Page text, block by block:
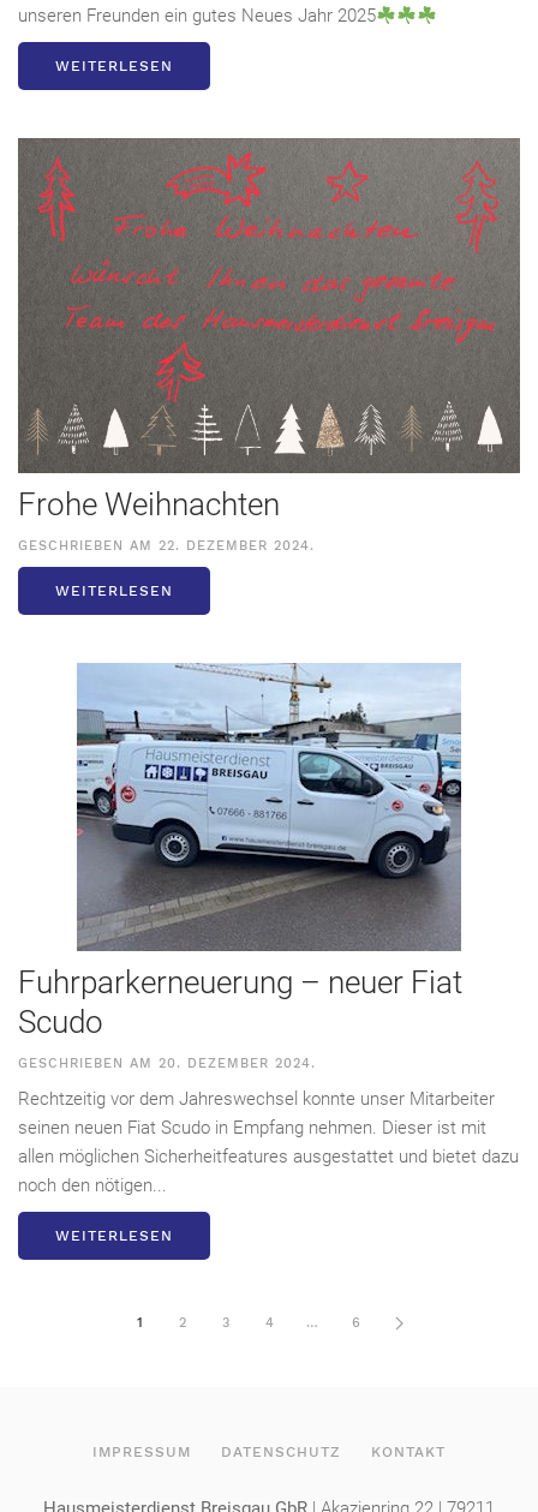
unseren Freunden ein gutes Neues Jahr 2025
WEITERLESEN
Frohe Weihnachten
GESCHRIEBEN AM 22. DEZEMBER 2024.
WEITERLESEN
Fuhrparkerneuerung – neuer Fiat
Scudo
GESCHRIEBEN AM 20. DEZEMBER 2024.
Rechtzeitig vor dem Jahreswechsel konnte unser Mitarbeiter
seinen neuen Fiat Scudo in Empfang nehmen. Dieser ist mit
allen möglichen Sicherheitfeatures ausgestattet und bietet dazu
noch den nötigen...
WEITERLESEN
1 2 3 4 … 6
IMPRESSUM DATENSCHUTZ KONTAKT